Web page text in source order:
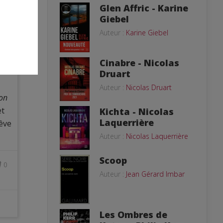
0
Glen Affric - Karine
Giebel
Auteur : Karine Giebel
Cinabre - Nicolas
Druart
Auteur : Nicolas Druart
Kichta - Nicolas
Laquerrière
Auteur : Nicolas Laquerrière
Scoop
Auteur : Jean Gérard Imbar
Les Ombres de